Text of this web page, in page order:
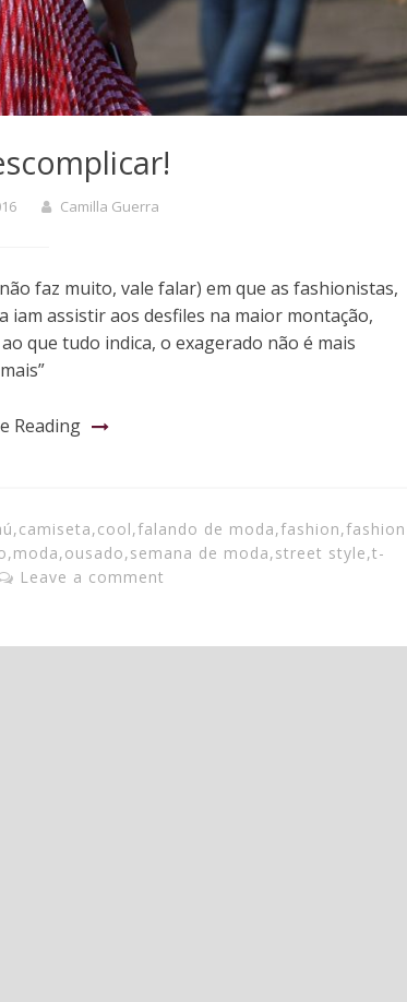
Camilla Guerra
faz muito, vale falar) em que as fashionistas,
iam assistir aos desfiles na maior montação,
que tudo indica, o exagerado não é mais
Reading
,camiseta,cool,falando de moda,fashion,fashion
,moda,ousado,semana de moda,street style,t-
Leave a comment